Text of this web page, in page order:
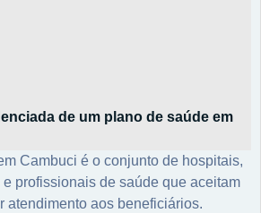
de um plano de saúde em
Cambuci é o conjunto de hospitais,
profissionais de saúde que aceitam
atendimento aos beneficiários.